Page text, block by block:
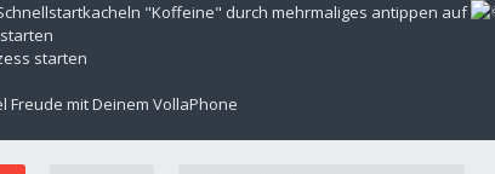
"Koffeine" durch mehrmaliges antippen auf
starten
Freude mit Deinem VollaPhone